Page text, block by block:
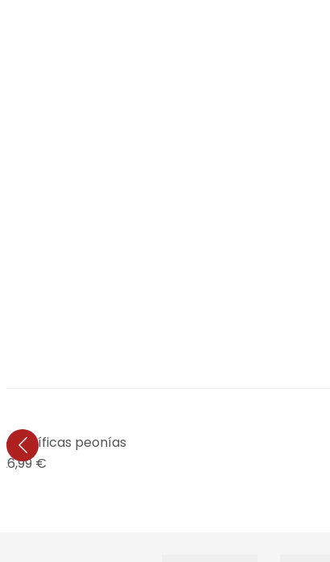
Magníficas peonías
26,99 €